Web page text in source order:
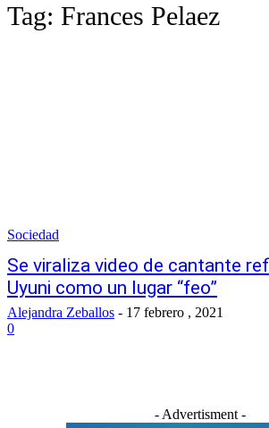
Tag: Frances Pelaez
Sociedad
Se viraliza video de cantante
Uyuni como un lugar “feo”
Alejandra Zeballos - 17 febrero , 2021
0
- Advertisment -